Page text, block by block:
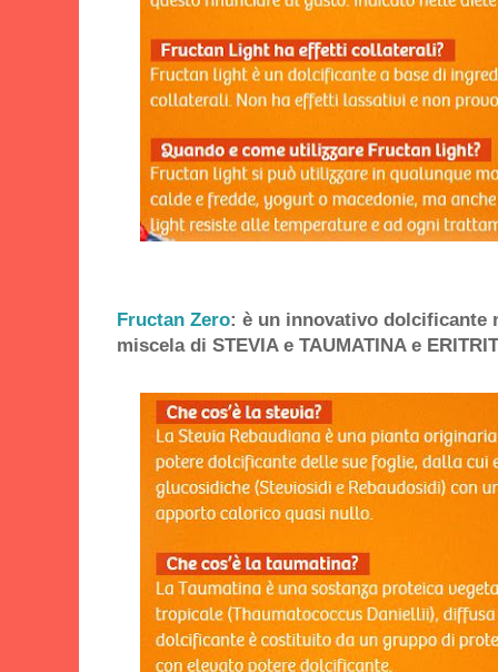
Fructan Zero: è un innovativo dolcificante
miscela di STEVIA e TAUMATINA e